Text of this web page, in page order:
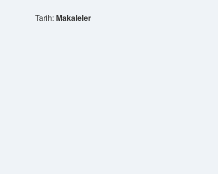
Tarih: Makaleler